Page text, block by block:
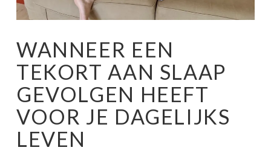
WANNEER EEN
TEKORT AAN SLAAP
GEVOLGEN HEEFT
VOOR JE DAGELIJKS
LEVEN